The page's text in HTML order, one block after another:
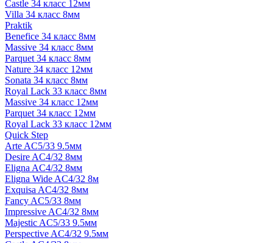
Castle 34 класс 12мм
Villa 34 класс 8мм
Praktik
Benefice 34 класс 8мм
Massive 34 класс 8мм
Parquet 34 класс 8мм
Nature 34 класс 12мм
Sonata 34 класс 8мм
Royal Lack 33 класс 8мм
Massive 34 класс 12мм
Parquet 34 класс 12мм
Royal Lack 33 класс 12мм
Quick Step
Arte AC5/33 9.5мм
Desire AC4/32 8мм
Eligna AC4/32 8мм
Eligna Wide AC4/32 8м
Exquisa AC4/32 8мм
Fancy AC5/33 8мм
Impressive AC4/32 8мм
Majestic AC5/33 9.5мм
Perspective AC4/32 9.5мм